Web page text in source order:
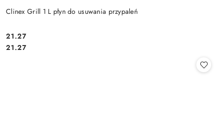
Clinex Grill 1 L płyn do usuwania przypaleń
Cena:
21.27
Cena:
21.27